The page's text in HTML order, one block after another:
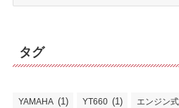
テ
リ
ー
タグ
YAMAHA (1) YT660 (1) エンジン式